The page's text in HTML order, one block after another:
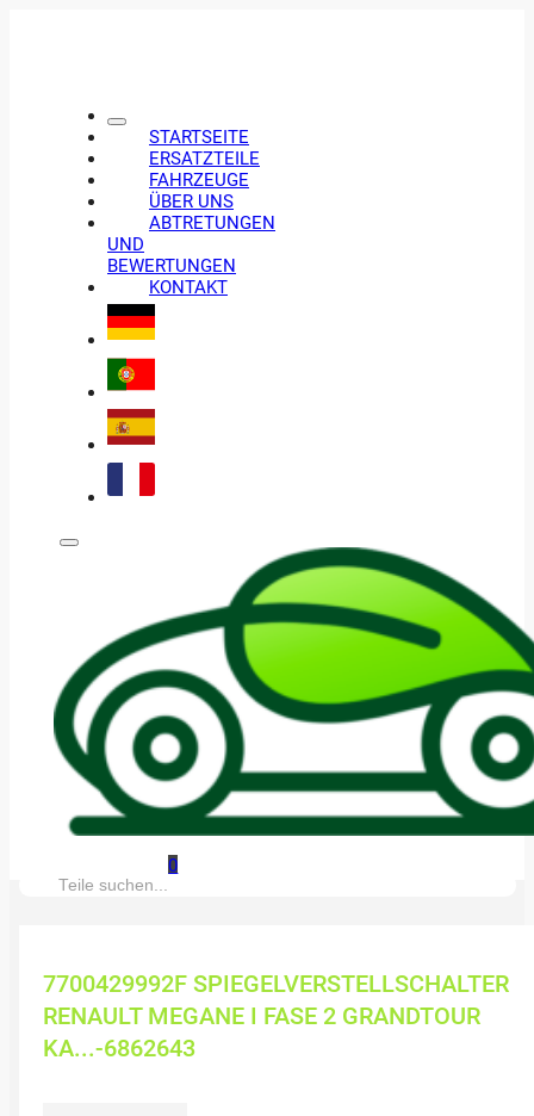
STARTSEITE
ERSATZTEILE
FAHRZEUGE
ÜBER UNS
ABTRETUNGEN
UND
BEWERTUNGEN
KONTAKT
0
Suche:
7700429992F SPIEGELVERSTELLSCHALTER
RENAULT MEGANE I FASE 2 GRANDTOUR
KA...-6862643